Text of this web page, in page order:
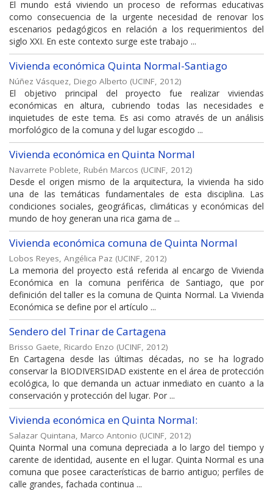
El mundo está viviendo un proceso de reformas educativas
como consecuencia de la urgente necesidad de renovar los
escenarios pedagógicos en relación a los requerimientos del
siglo XXI. En este contexto surge este trabajo ...
Vivienda económica Quinta Normal-Santiago
Núñez Vásquez, Diego Alberto (UCINF, 2012)
El objetivo principal del proyecto fue realizar viviendas
económicas en altura, cubriendo todas las necesidades e
inquietudes de este tema. Es asi como através de un análisis
morfológico de la comuna y del lugar escogido ...
Vivienda económica en Quinta Normal
Navarrete Poblete, Rubén Marcos (UCINF, 2012)
Desde el origen mismo de la arquitectura, la vivienda ha sido
una de las temáticas fundamentales de esta disciplina. Las
condiciones sociales, geográficas, climáticas y económicas del
mundo de hoy generan una rica gama de ...
Vivienda económica comuna de Quinta Normal
Lobos Reyes, Angélica Paz (UCINF, 2012)
La memoria del proyecto está referida al encargo de Vivienda
Económica en la comuna periférica de Santiago, que por
definición del taller es la comuna de Quinta Normal. La Vivienda
Económica se define por el artículo ...
Sendero del Trinar de Cartagena
Brisso Gaete, Ricardo Enzo (UCINF, 2012)
En Cartagena desde las últimas décadas, no se ha logrado
conservar la BIODIVERSIDAD existente en el área de protección
ecológica, lo que demanda un actuar inmediato en cuanto a la
conservación y protección del lugar. Por ...
Vivienda económica en Quinta Normal:
Salazar Quintana, Marco Antonio (UCINF, 2012)
Quinta Normal una comuna depreciada a lo largo del tiempo y
carente de identidad, ausente en el lugar. Quinta Normal es una
comuna que posee características de barrio antiguo; perfiles de
calle grandes, fachada continua ...